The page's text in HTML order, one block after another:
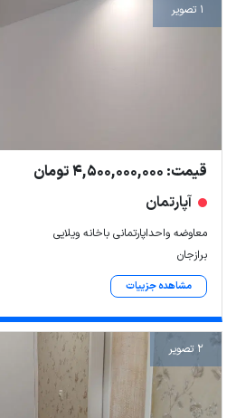
1 تصویر
قیمت: 4,500,000,000 تومان
آپارتمان
معاوضه واحداپارتمانی باخانه ویلایی
برازجان
مشاهده جزییات
2 تصویر